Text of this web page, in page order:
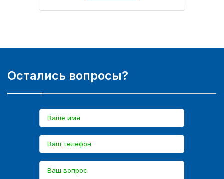
Остались вопросы?